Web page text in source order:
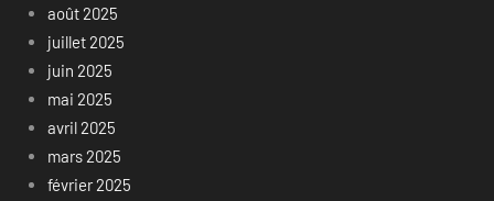
août 2025
juillet 2025
juin 2025
mai 2025
avril 2025
mars 2025
février 2025